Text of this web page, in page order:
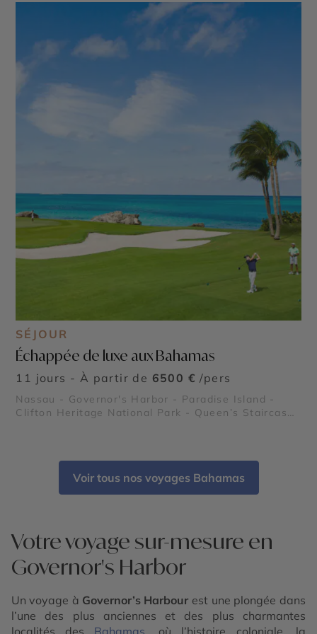
SÉJOUR
Échappée de luxe aux Bahamas
11 jours - À partir de 6500 € /pers
Nassau - Governor's Harbor - Paradise Island -
Clifton Heritage National Park - Queen’s Staircase
Voir tous nos voyages Bahamas
Votre voyage sur-mesure en
Governor's Harbor
Un voyage à Governor’s Harbour est une plongée dans
l’une des plus anciennes et des plus charmantes
localités des Bahamas, où l’histoire coloniale, la